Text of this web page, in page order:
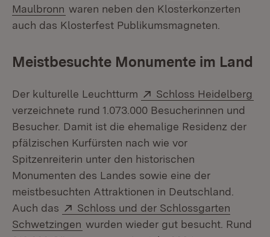
Maulbronn (Öffnet in neuem Fenster)
waren neben den Klosterkonzerten
auch das Klosterfest Publikumsmagneten.
Meistbesuchte Monumente im Land
Der kulturelle Leuchtturm Extern:
Schloss Heidelberg
verzeichnete rund 1.073.000 Besucherinnen und
Besucher. Damit ist die ehemalige Residenz der
pfälzischen Kurfürsten nach wie vor
Spitzenreiterin unter den historischen
Monumenten des Landes sowie eine der
meistbesuchten Attraktionen in Deutschland.
Auch das
Extern:
Schloss und der Schlossgarten
Schwetzingen (Öffnet in neuem Fenster)
wurden wieder gut besucht. Rund